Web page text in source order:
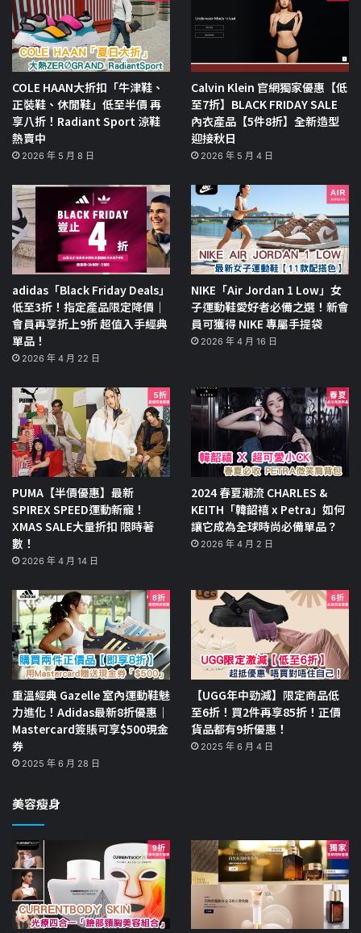
COLE HAAN大折扣「牛津鞋、
正裝鞋、休閒鞋」低至半價 再
享八折！Radiant Sport 涼鞋
熱賣中
2026 年 5 月 8 日
Calvin Klein 官網獨家優惠【低
至7折】BLACK FRIDAY SALE
內衣產品【5件8折】全新造型
迎接秋日
2026 年 5 月 4 日
adidas「Black Friday Deals」
低至3折！指定產品限定降價｜
會員再享折上9折 超值入手經典
單品！
2026 年 4 月 22 日
NIKE「Air Jordan 1 Low」女
子運動鞋愛好者必備之選！新會
員可獲得 NIKE 專屬手提袋
2026 年 4 月 16 日
PUMA【半價優惠】最新
SPIREX SPEED運動新寵！
XMAS SALE大量折扣 限時著
數！
2026 年 4 月 14 日
2024 春夏潮流 CHARLES &
KEITH「韓韶禧 x Petra」如何
讓它成為全球時尚必備單品？
2026 年 4 月 2 日
重溫經典 Gazelle 室內運動鞋魅
力進化！Adidas最新8折優惠｜
Mastercard簽賬可享$500現金
券
2025 年 6 月 28 日
【UGG年中勁減】限定商品低
至6折！買2件再享85折！正價
貨品都有9折優惠！
2025 年 6 月 4 日
美容瘦身